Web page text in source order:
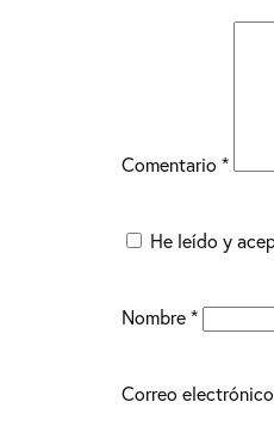
Comentario *
He leído y
Nombre*
Correo electrónico